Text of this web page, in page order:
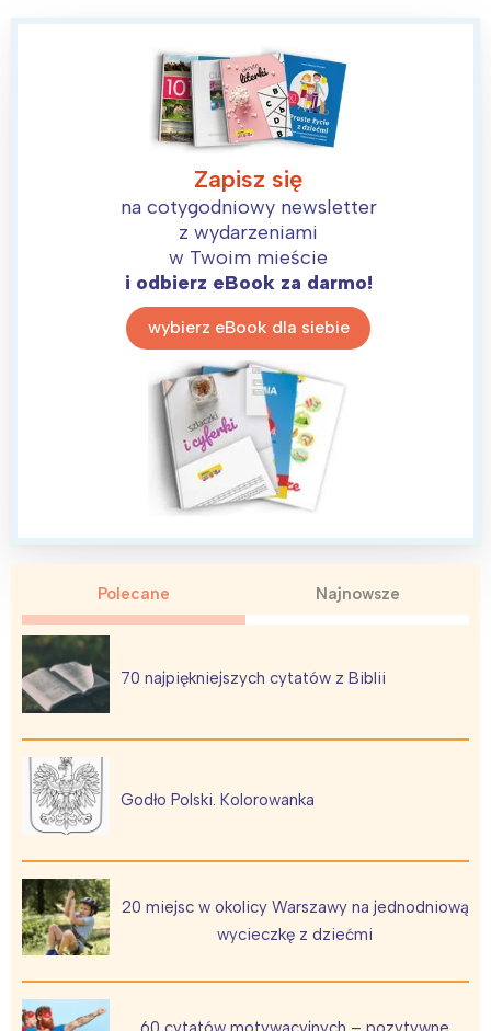
Zapisz się
na cotygodniowy newsletter
z wydarzeniami
w Twoim mieście
i odbierz eBook za darmo!
wybierz eBook dla siebie
Polecane Najnowsze
70 najpiękniejszych cytatów z Biblii
Godło Polski. Kolorowanka
20 miejsc w okolicy Warszawy na jednodniową
wycieczkę z dziećmi
Interesują mnie wydarzenia z
tego regionu: